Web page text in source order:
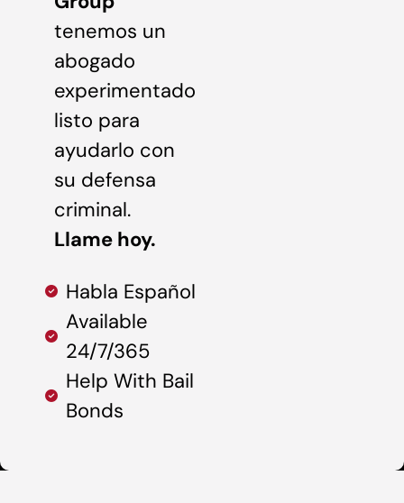
tenemos un
abogado
experimentado
listo para
ayudarlo con
su defensa
criminal.
Llame hoy.
Habla Español
Available
24/7/365
Help With Bail
Bonds